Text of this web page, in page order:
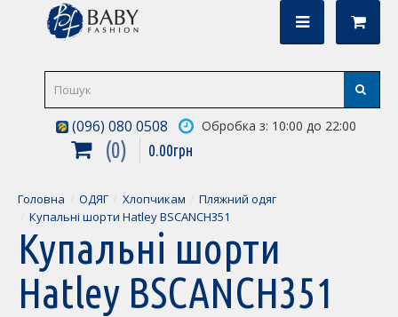
(096) 080 0508 Обробка з: 10:00 до 22:00
0 0.00грн
Головна ОДЯГ Хлопчикам
Пляжний одяг
Купальні шорти Hatley BSCANCH351
Купальні шорти
Hatley BSCANCH351